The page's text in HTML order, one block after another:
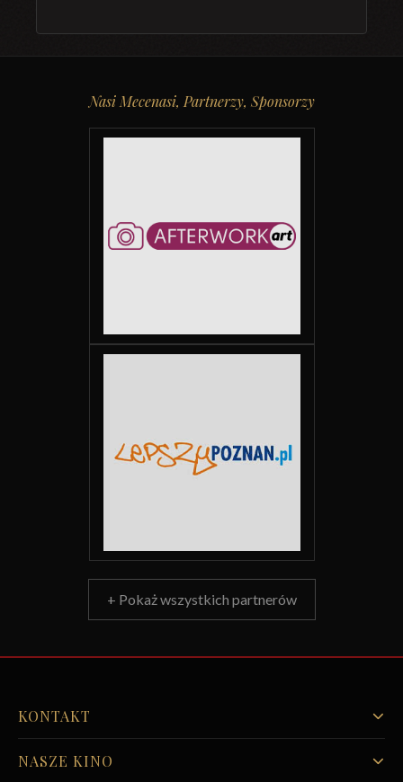
Nasi Mecenasi, Partnerzy, Sponsorzy
+ Pokaż wszystkich partnerów
KONTAKT
NASZE KINO